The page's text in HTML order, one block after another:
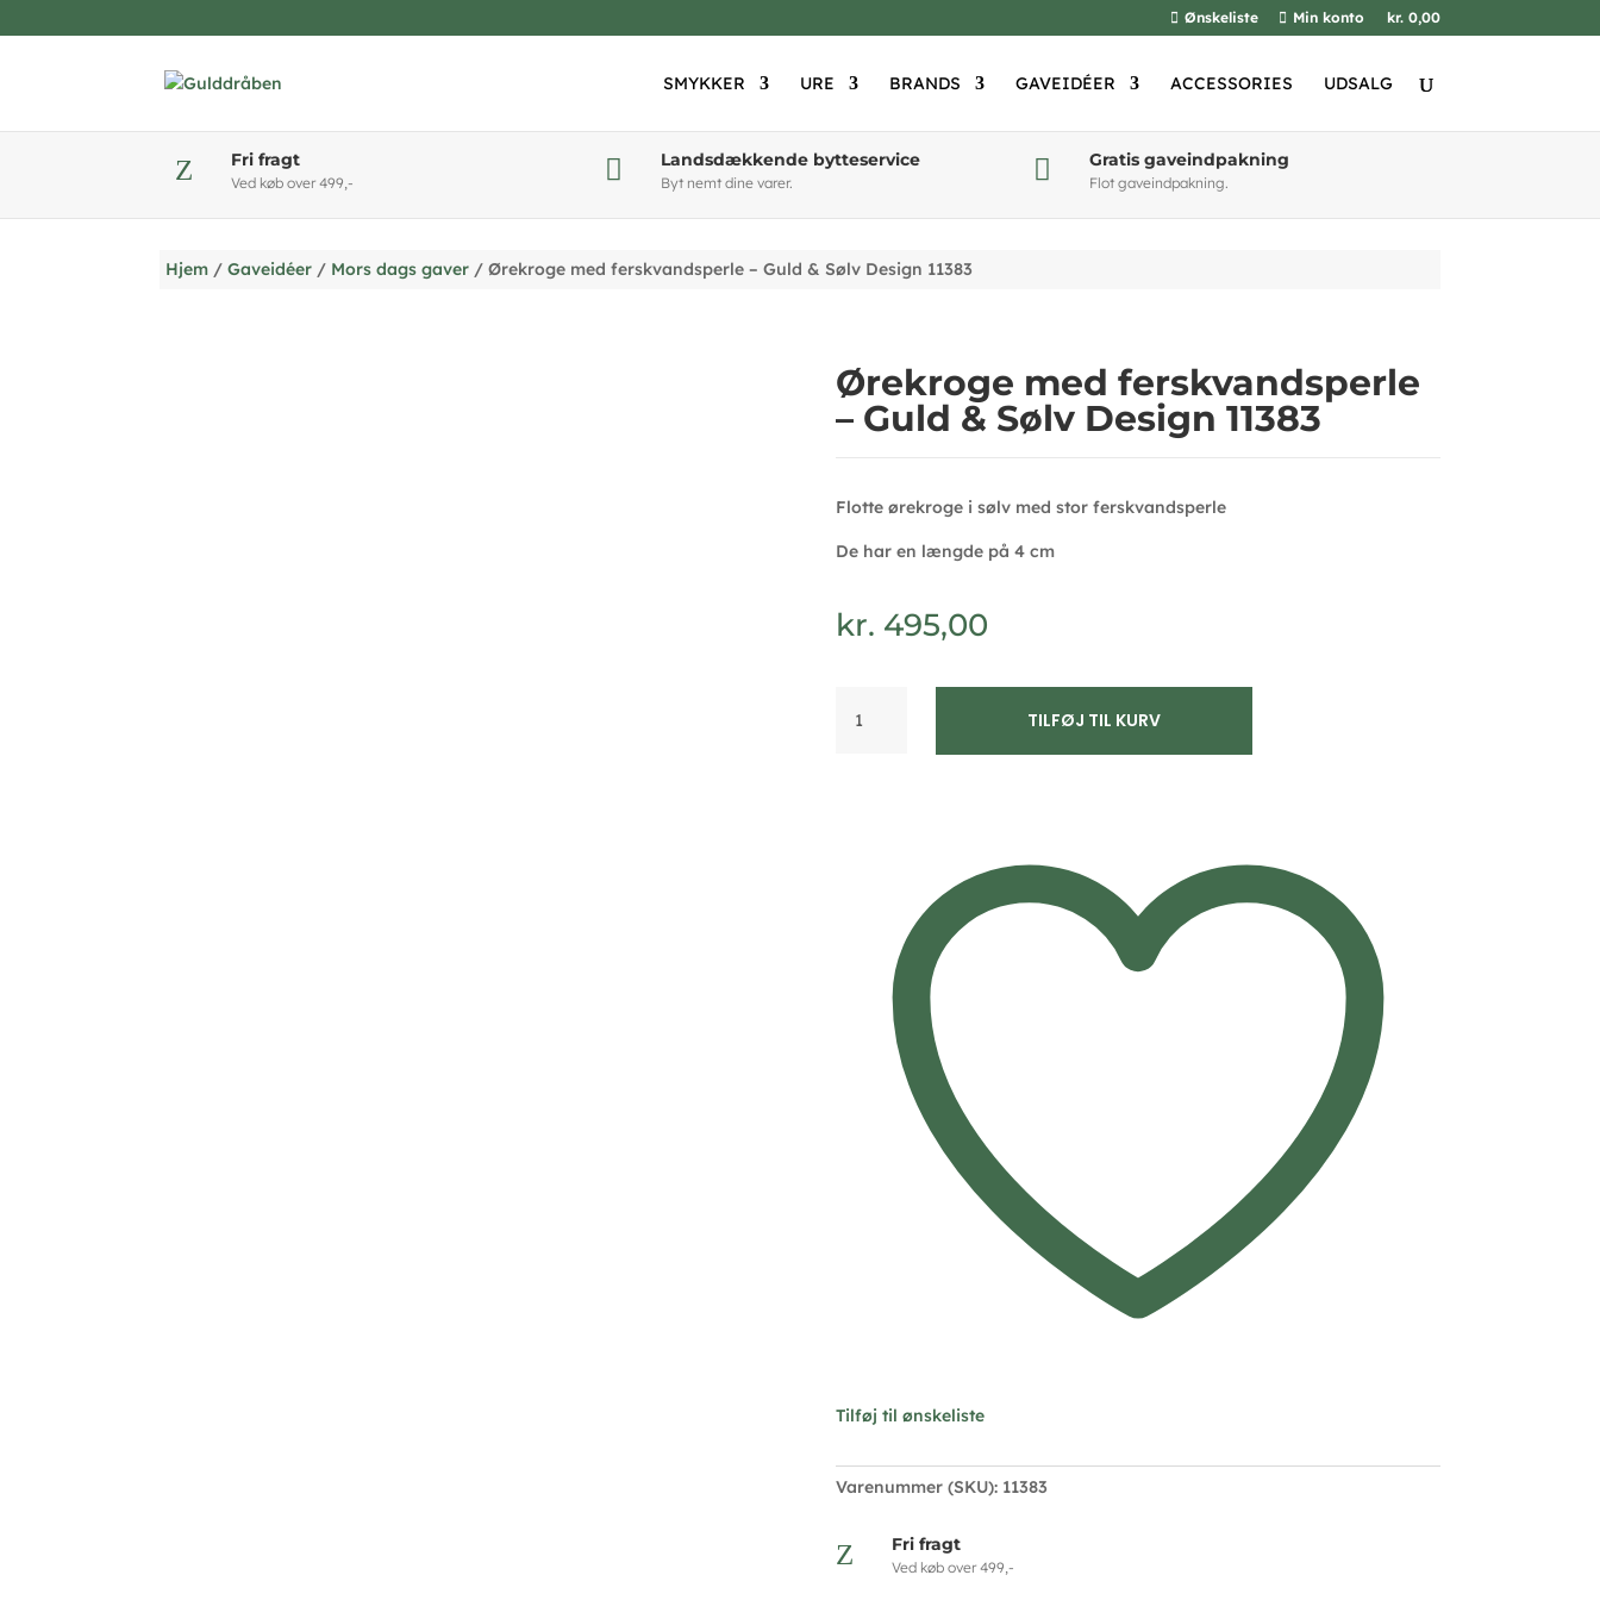
Ønskeliste Min konto kr. 0,00
SMYKKER URE BRANDS GAVEIDÉER ACCESSORIES UDSALG
Z Fri fragt
Ved køb over 499,-  Landsdækkende bytteservice
Byt nemt dine varer.  Gratis gaveindpakning
Flot gaveindpakning.
Hjem /Gaveidéer / Mors dags gaver / Ørekroge med ferskvandsperle – Guld & Sølv Design 11383
Ørekroge med ferskvandsperle
– Guld & Sølv Design 11383
Flotte ørekroge i sølv med stor ferskvandsperle
De har en længde på 4 cm
kr. 495,00
med
ferskvandsperle
TILFØJ TIL KURV
Tilføj til ønskeliste
Varenummer (SKU): 11383
Z Fri fragt
Ved køb over 499,-